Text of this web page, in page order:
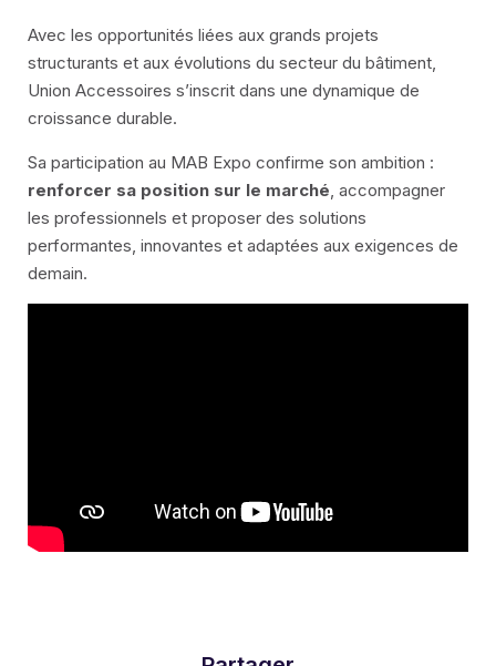
Avec les opportunités liées aux grands projets
structurants et aux évolutions du secteur du bâtiment,
Union Accessoires s’inscrit dans une dynamique de
croissance durable.
Sa participation au MAB Expo confirme son ambition :
renforcer sa position sur le marché, accompagner
les professionnels et proposer des solutions
performantes, innovantes et adaptées aux exigences de
demain.